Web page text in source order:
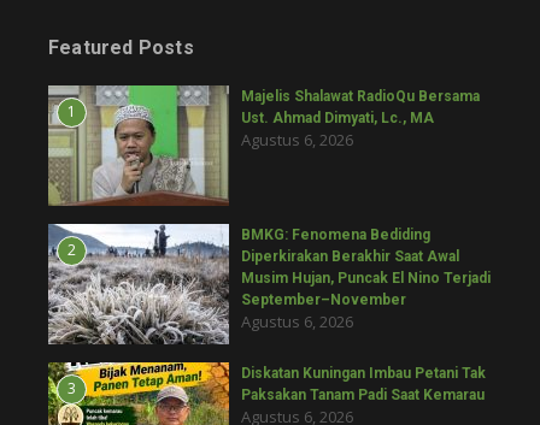
Featured Posts
1
Majelis Shalawat RadioQu Bersama
Ust. Ahmad Dimyati, Lc., MA
Agustus 6, 2026
2
BMKG: Fenomena Bediding
Diperkirakan Berakhir Saat Awal
Musim Hujan, Puncak El Nino Terjadi
September–November
Agustus 6, 2026
3
Diskatan Kuningan Imbau Petani Tak
Paksakan Tanam Padi Saat Kemarau
Agustus 6, 2026